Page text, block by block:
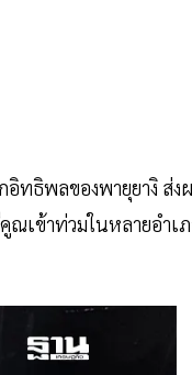
อิทธิพลของพายุยางิ ส่ง
เข้าท่วมในหลายอำเ